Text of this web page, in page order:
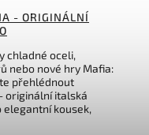
- ORIGINÁLNÍ
chladné oceli,
nebo nové hry Mafia:
přehlédnout
originální italská
kousek,